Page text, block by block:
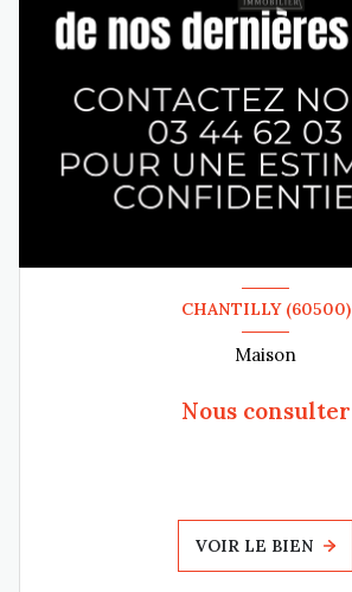
CHANTILLY (60500)
Maison
Nous consulter
VOIR LE BIEN